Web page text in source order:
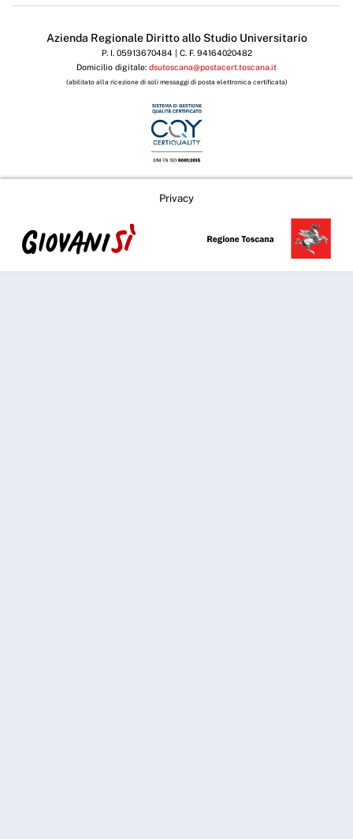
Azienda Regionale Diritto allo Studio Universitario
P. I. 05913670484 | C. F. 94164020482
Domicilio digitale: dsutoscana@postacert.toscana.it
(abilitato alla ricezione di soli messaggi di posta elettronica certificata)
Privacy